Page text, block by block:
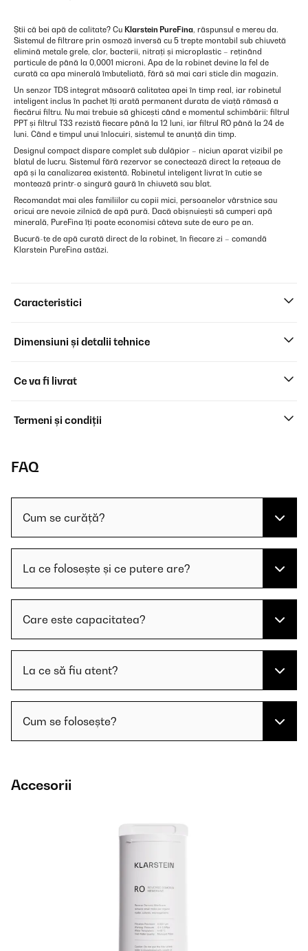
Știi că bei apă de calitate? Cu Klarstein PureFina, răspunsul e mereu da.
Sistemul de filtrare prin osmoză inversă cu 5 trepte montabil sub chiuvetă
elimină metale grele, clor, bacterii, nitrați și microplastic – reținând
particule de până la 0,0001 microni. Apa de la robinet devine la fel de
curată ca apa minerală îmbuteliată, fără să mai cari sticle din magazin.
Un senzor TDS integrat măsoară calitatea apei în timp real, iar robinetul
inteligent inclus în pachet îți arată permanent durata de viață rămasă a
fiecărui filtru. Nu mai trebuie să ghicești când e momentul schimbării: filtrul
PPT și filtrul T33 rezistă fiecare până la 12 luni, iar filtrul RO până la 24 de
luni. Când e timpul unui înlocuiri, sistemul te anunță din timp.
Designul compact dispare complet sub dulăpior – niciun aparat vizibil pe
blatul de lucru. Sistemul fără rezervor se conectează direct la rețeaua de
apă și la canalizarea existentă. Robinetul inteligent livrat în cutie se
montează printr-o singură gaură în chiuvetă sau blat.
Recomandat mai ales familiilor cu copii mici, persoanelor vârstnice sau
oricui are nevoie zilnică de apă pură. Dacă obișnuiești să cumperi apă
minerală, PureFina îți poate economisi câteva sute de euro pe an.
Bucură-te de apă curată direct de la robinet, în fiecare zi – comandă
Klarstein PureFina astăzi.
Caracteristici
Dimensiuni și detalii tehnice
Ce va fi livrat
Termeni și condiții
FAQ
Cum se curăță?
La ce folosește și ce putere are?
Care este capacitatea?
La ce să fiu atent?
Cum se folosește?
Accesorii